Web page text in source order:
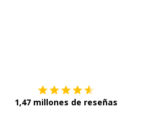
1,47 millones de reseñas